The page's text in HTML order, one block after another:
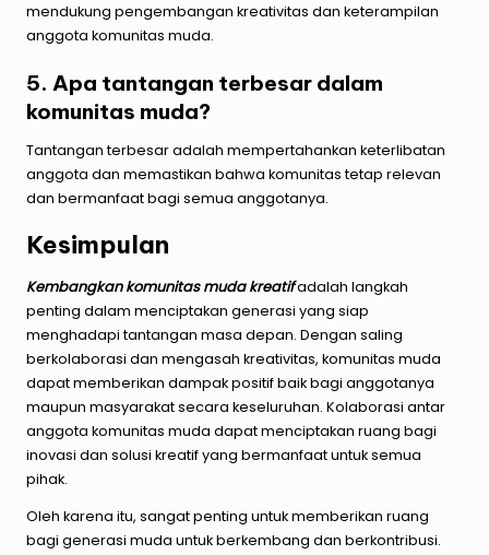
mendukung pengembangan kreativitas dan keterampilan
anggota komunitas muda.
5. Apa tantangan terbesar dalam
komunitas muda?
Tantangan terbesar adalah mempertahankan keterlibatan
anggota dan memastikan bahwa komunitas tetap relevan
dan bermanfaat bagi semua anggotanya.
Kesimpulan
Kembangkan komunitas muda kreatifadalah langkah
penting dalam menciptakan generasi yang siap
menghadapi tantangan masa depan. Dengan saling
berkolaborasi dan mengasah kreativitas, komunitas muda
dapat memberikan dampak positif baik bagi anggotanya
maupun masyarakat secara keseluruhan. Kolaborasi antar
anggota komunitas muda dapat menciptakan ruang bagi
inovasi dan solusi kreatif yang bermanfaat untuk semua
pihak.
Oleh karena itu, sangat penting untuk memberikan ruang
bagi generasi muda untuk berkembang dan berkontribusi.